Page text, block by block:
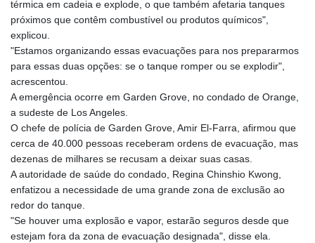
térmica em cadeia e explode, o que também afetaria tanques
próximos que contêm combustível ou produtos químicos",
explicou.
"Estamos organizando essas evacuações para nos prepararmos
para essas duas opções: se o tanque romper ou se explodir",
acrescentou.
A emergência ocorre em Garden Grove, no condado de Orange,
a sudeste de Los Angeles.
O chefe de polícia de Garden Grove, Amir El-Farra, afirmou que
cerca de 40.000 pessoas receberam ordens de evacuação, mas
dezenas de milhares se recusam a deixar suas casas.
A autoridade de saúde do condado, Regina Chinshio Kwong,
enfatizou a necessidade de uma grande zona de exclusão ao
redor do tanque.
"Se houver uma explosão e vapor, estarão seguros desde que
estejam fora da zona de evacuação designada", disse ela.